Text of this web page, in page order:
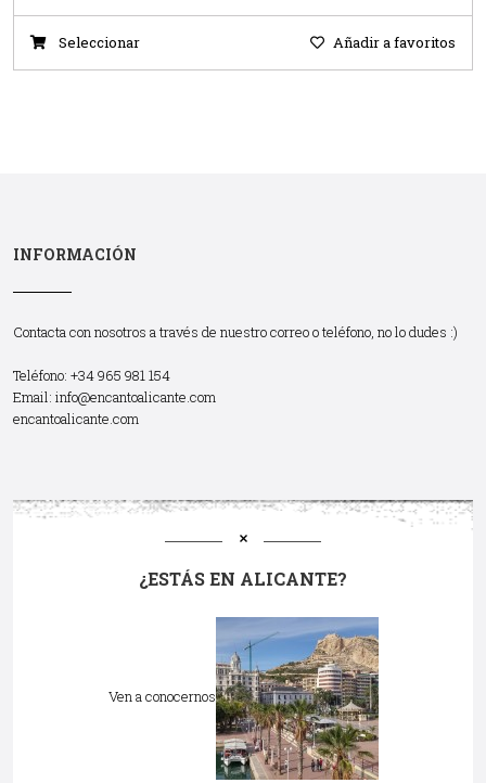
Seleccionar Añadir a favoritos
INFORMACIÓN
Contacta con nosotros a través de nuestro correo o teléfono, no lo dudes :)
Teléfono: +34 965 981 154
Email: info@encantoalicante.com
encantoalicante.com
¿ESTÁS EN ALICANTE?
Ven a conocernos